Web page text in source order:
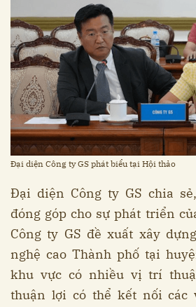
Đại diện Công ty GS phát biểu tại Hội thảo
Đại diện Công ty GS chia
đóng góp cho sự phát triển
Công ty GS đề xuất xây
nghệ cao Thành phố tại
khu vực có nhiều vị trí
thuận lợi có thể kết nối các